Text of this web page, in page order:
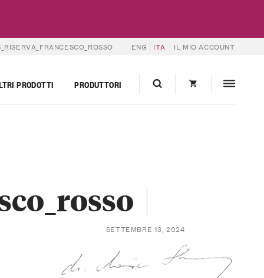
ENG ITA IL MIO ACCOUNT
PRODOTTI PRODUTTORI
SETTEMBRE 13, 2024